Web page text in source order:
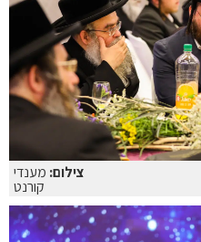
צילום: מענדי
קורנט